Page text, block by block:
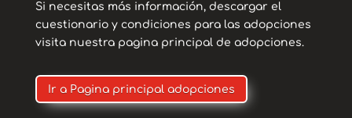
Si necesitas más información, descargar el
cuestionario y condiciones para las adopciones
visita nuestra pagina principal de adopciones.
Ir a Pagina principal adopciones